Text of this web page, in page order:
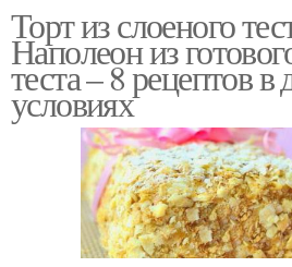
Торт из слоеного
Наполеон из
теста – 8 рецептов
условиях